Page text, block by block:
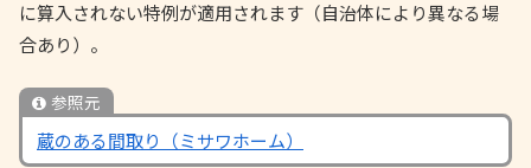
に算入されない特例が適用されます（自治体により異なる場
合あり）。
参照元
蔵のある間取り（ミサワホーム）